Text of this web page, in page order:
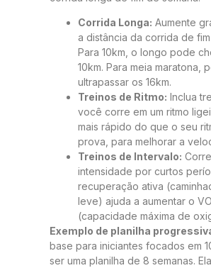
Corrida Longa: Aumente
a distância da corrida de
Para 10km, o longo pode
10km. Para meia maratona,
ultrapassar os 16km.
Treinos de Ritmo: Inclua
você corre em um ritmo
mais rápido do que o seu
prova, para melhorar a
Treinos de Intervalo:
intensidade por curtos
recuperação ativa
leve) ajuda a aumentar o
(capacidade máxima de
Exemplo de planilha
base para iniciantes focados em
ser uma planilha de 8 semanas.